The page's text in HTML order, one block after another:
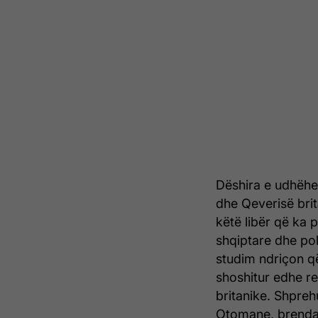
Dëshira e
dhe Qeverisë
këtë libër që ka
shqiptare dhe
studim ndriçon
shoshitur edhe
britanike.
Otomane,